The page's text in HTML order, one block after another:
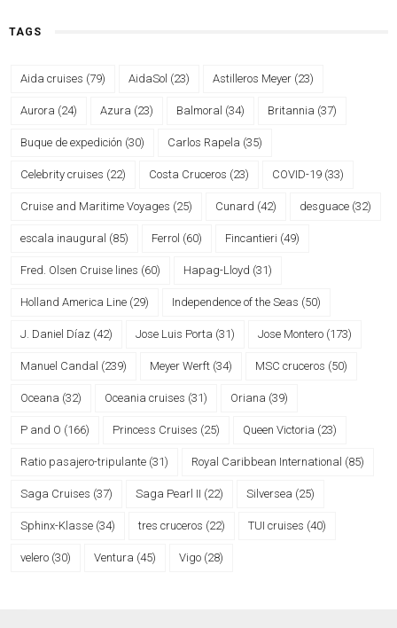
TAGS
Aida cruises (79) AidaSol (23) Astilleros Meyer (23)
Aurora (24) Azura (23) Balmoral (34) Britannia (37)
Buque de expedición (30) Carlos Rapela (35)
Celebrity cruises (22) Costa Cruceros (23) COVID-19 (33)
Cruise and Maritime Voyages (25) Cunard (42) desguace (32)
escala inaugural (85) Ferrol (60) Fincantieri (49)
Fred. Olsen Cruise lines (60) Hapag-Lloyd (31)
Holland America Line (29) Independence of the Seas (50)
J. Daniel Díaz (42) Jose Luis Porta (31) Jose Montero (173)
Manuel Candal (239) Meyer Werft (34) MSC cruceros (50)
Oceana (32) Oceania cruises (31) Oriana (39)
P and O (166) Princess Cruises (25) Queen Victoria (23)
Ratio pasajero-tripulante (31) Royal Caribbean International (85)
Saga Cruises (37) Saga Pearl II (22) Silversea (25)
Sphinx-Klasse (34) tres cruceros (22) TUI cruises (40)
velero (30) Ventura (45) Vigo (28)